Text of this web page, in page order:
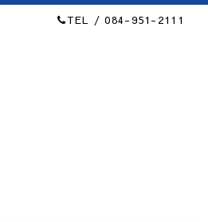
TEL / 084-951-2111